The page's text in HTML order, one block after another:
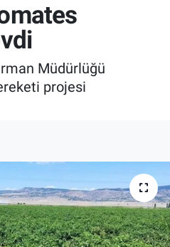
Müdürlüğü
projesi
Haritası
ve Fikstür